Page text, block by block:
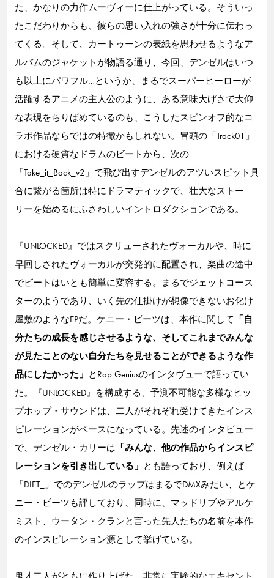
た、かなりの力作ムーヴィーに仕上がっている。そういっ
たこだわりからも、彼らの思い入れの強さが十分に伝わっ
てくる。そして、カートゥーンの表紙を思わせるようなア
ルバムのジャケットが物語る通り、今回、デンゼルはいつ
も以上にパワフル…というか、まるでスーパーヒーローが
活躍するアニメの主人公のように、ある意味大げさで大仰
な表現をちりばめているのも、こうしたスピンオフ的なコ
ラボ作品ならではの特徴かもしれない。冒頭の「Track01」
における硬質なドラムのビートから、次の
「Take_it_Back_v2」で飛び出すデンゼルのアツいスピット具
合に繋がる箇所は特にドラマティックで、壮大なストー
リーを始めるにふさわしいイントロダクションである。
『UNLOCKED』ではスクリューされたヴォーカルや、時に
早回しされたヴォーカルが突発的に配置され、楽曲の途中
でビートはいとも簡単に変容する。まるでジェットコース
ターのようであり、いく先の仕掛けが想像できないお化け
屋敷のようなEPだ。ケニー・ビーツは、本作に関して 「自
分たちの成長を感じさせるような、そしてこれまでみんな
が見たことのない自分たちを見せることができるような作
品にしたかった」 とRap Geniusのインタヴューで語ってい
た。『UNLOCKED』を構成する、予測不可能な多様なヒッ
プホップ・サウンドは、二人がそれぞれ受けてきたインス
ピレーションがベースになっている。先述のインタビュー
で、デンゼル・カリーは 「みんな、他の作品からインスピ
レーションを引き出している」 とも語っており、例えば
「DIET_」でのデンゼルのラップはまるでDMXみたい、とケ
ニー・ビーツも評しており、同時に、マッドリブやアルケ
ミスト、ウータン・クランと言った先人たちの名前を本作
のインスピレーション源として挙げている。